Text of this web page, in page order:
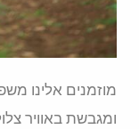
מוזמנים אלינו
ומגבשת באוויר